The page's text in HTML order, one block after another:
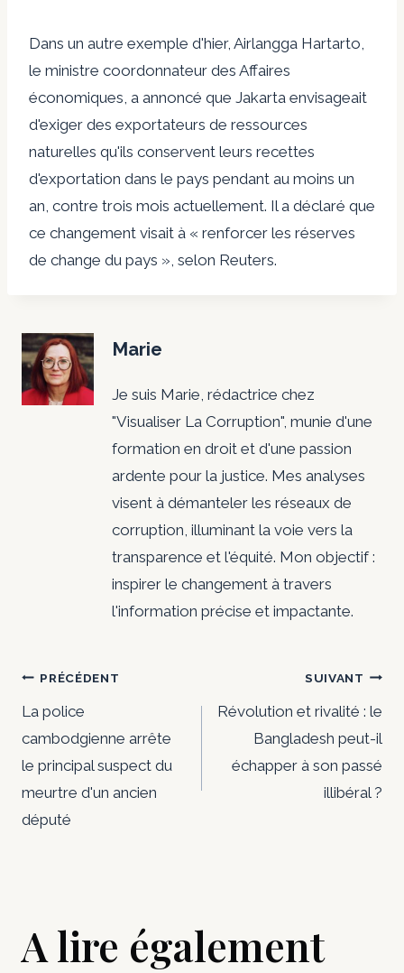
Dans un autre exemple d'hier, Airlangga Hartarto,
le ministre coordonnateur des Affaires
économiques, a annoncé que Jakarta envisageait
d'exiger des exportateurs de ressources
naturelles qu'ils conservent leurs recettes
d'exportation dans le pays pendant au moins un
an, contre trois mois actuellement. Il a déclaré que
ce changement visait à « renforcer les réserves
de change du pays », selon Reuters.
Marie
Je suis Marie, rédactrice chez
"Visualiser La Corruption", munie d'une
formation en droit et d'une passion
ardente pour la justice. Mes analyses
visent à démanteler les réseaux de
corruption, illuminant la voie vers la
transparence et l'équité. Mon objectif :
inspirer le changement à travers
l'information précise et impactante.
Navigation
de
l’article
PRÉCÉDENT
La police
cambodgienne arrête
le principal suspect du
meurtre d'un ancien
député
SUIVANT
Révolution et rivalité : le
Bangladesh peut-il
échapper à son passé
illibéral ?
A lire également